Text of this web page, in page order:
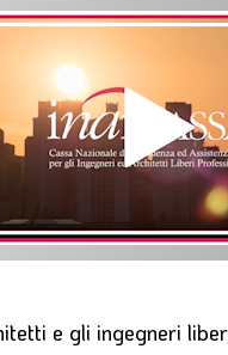
e gli ingegneri